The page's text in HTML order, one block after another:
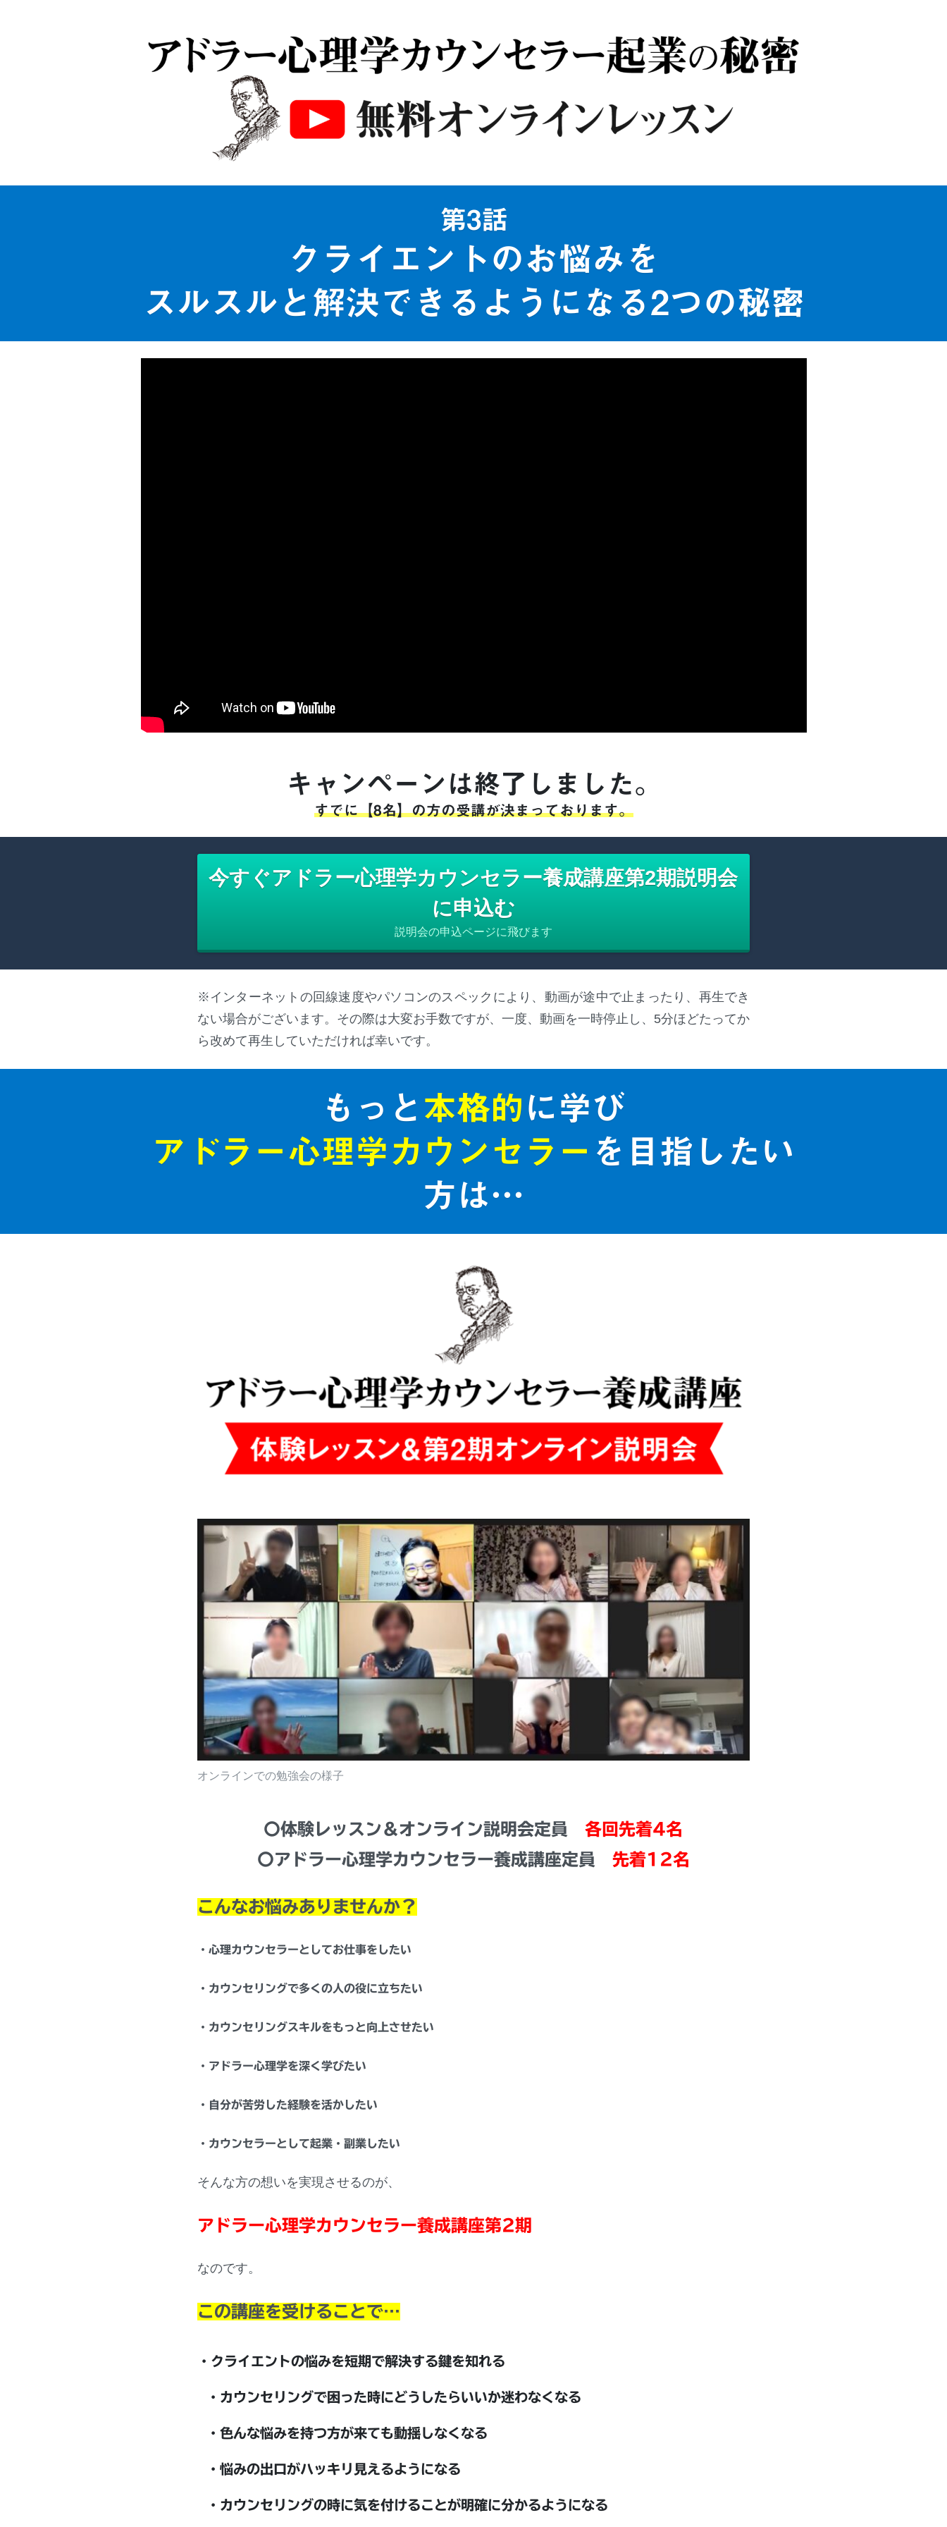
第3話
クライエントのお悩みを
スルスルと解決できるようになる2つの秘密
キャンペーンは終了しました。
すでに【8名】の方の受講が決まっております。
今すぐアドラー心理学カウンセラー養成講座第2期説明会
に申込む
説明会の申込ページに飛びます
※インターネットの回線速度やパソコンのスペックにより、動画が途中で止まったり、再生でき
ない場合がございます。その際は大変お手数ですが、一度、動画を一時停止し、5分ほどたってか
ら改めて再生していただければ幸いです。
もっと 本格的 に学び
アドラー心理学カウンセラー を目指したい
方は…
オンラインでの勉強会の様子
〇体験レッスン＆オンライン説明会定員各回先着4名
〇アドラー心理学カウンセラー養成講座定員 先着12名
こんなお悩みありませんか？
・心理カウンセラーとしてお仕事をしたい
・カウンセリングで多くの人の役に立ちたい
・カウンセリングスキルをもっと向上させたい
・アドラー心理学を深く学びたい
・自分が苦労した経験を活かしたい
・カウンセラーとして起業・副業したい
そんな方の想いを実現させるのが、
アドラー心理学カウンセラー養成講座第2期
なのです。
この講座を受けることで…
・クライエントの悩みを短期で解決する鍵を知れる
・カウンセリングで困った時にどうしたらいいか迷わなくなる
・色んな悩みを持つ方が来ても動揺しなくなる
・悩みの出口がハッキリ見えるようになる
・カウンセリングの時に気を付けることが明確に分かるようになる